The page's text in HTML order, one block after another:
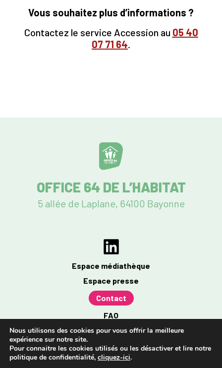
Vous souhaitez plus d’informations ?
Contactez le service Accession au 05 40
07 71 64.
OFFICE 64 DE L’HABITAT
5 allée de Laplane, 64100 Bayonne
Espace médiathèque
Espace presse
Contact
FAQ
Mentions légales
Politique de confidentialité
Accessibilité : partiellement conforme à 96%
Nous utilisons des cookies pour vous offrir la meilleure
expérience sur notre site.
Pour connaitre les cookies utilisés ou les désactiver et lire notre
politique de confidentialité, cliquez-ici.